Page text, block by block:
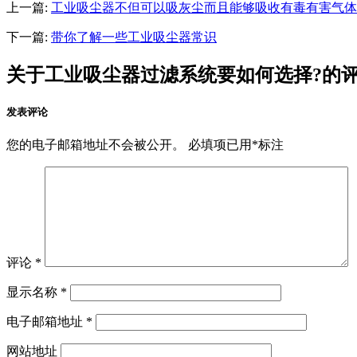
上一篇: 工业吸尘器不但可以吸灰尘而且能够吸收有毒有害气体
下一篇: 带你了解一些工业吸尘器常识
关于工业吸尘器过滤系统要如何选择?的
发表评论
您的电子邮箱地址不会被公开。 必填项已用 *标注
评论 *
显示名称 *
电子邮箱地址 *
网站地址